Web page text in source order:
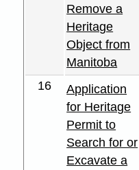
Remove a
Heritage
Object from
Manitoba
16
Application
for Heritage
Permit to
Search for or
Excavate a